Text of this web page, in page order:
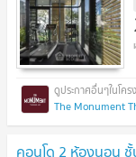
The Monument
คอนโด 2 ห้องนอน ชั้